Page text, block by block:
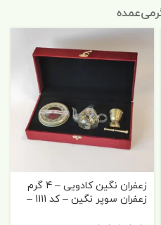
عمده
زعفران نگین کادویی – 4 گرم
زعفران سوپر نگین – کد 1111 –